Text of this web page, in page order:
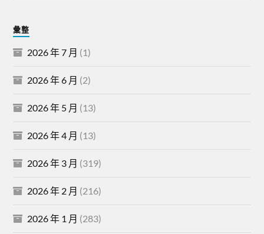
彙整
2026 年 7 月 (1)
2026 年 6 月 (2)
2026 年 5 月 (13)
2026 年 4 月 (13)
2026 年 3 月 (319)
2026 年 2 月 (216)
2026 年 1 月 (283)